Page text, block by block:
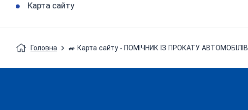
Карта сайту
Головна 🚙 Карта сайту - ПОМІЧНИК ІЗ ПРОКАТУ АВТОМОБІЛІВ